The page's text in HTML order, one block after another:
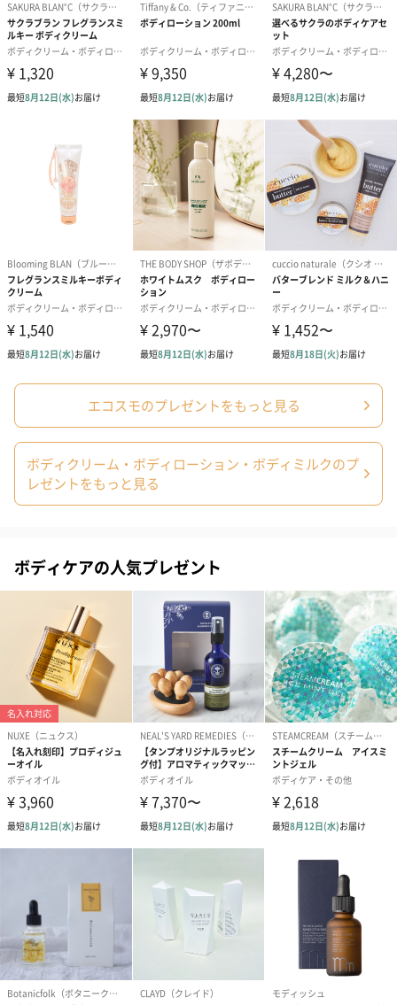
エコスモのプレゼントをもっと見る
ボディクリーム・ボディローション・ボディミルクのプ
レゼントをもっと見る
ボディケアの人気プレゼント